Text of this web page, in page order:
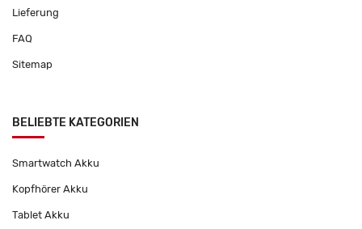
Lieferung
FAQ
Sitemap
BELIEBTE KATEGORIEN
Smartwatch Akku
Kopfhörer Akku
Tablet Akku